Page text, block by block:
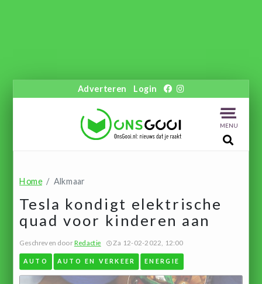
Adverteren Login
MENU
Home Alkmaar
Tesla kondigt elektrische
quad voor kinderen aan
Geschreven doorRedactie Za 12-02-2022, 12:00
AUTO AUTO EN VERKEER ENERGIE